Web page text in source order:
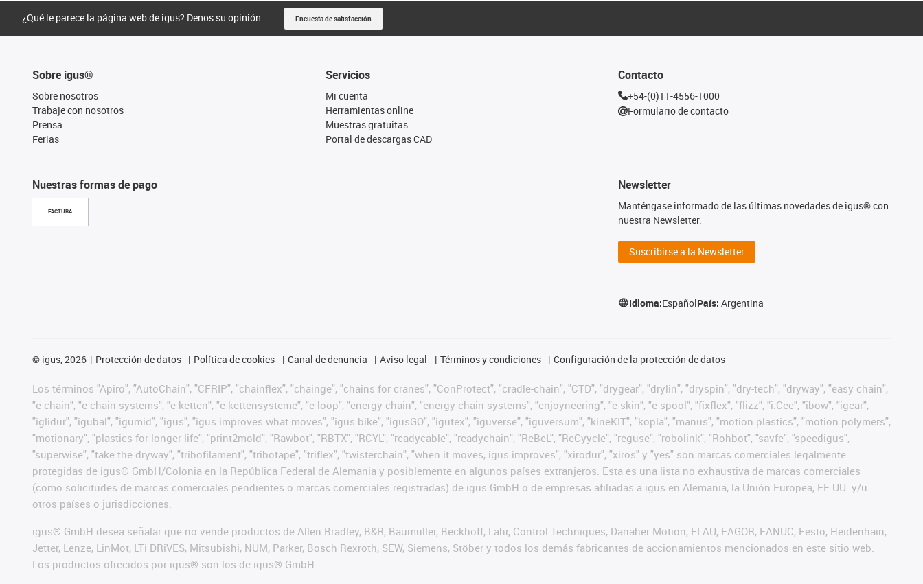
¿Qué le parece la página web de igus? Denos su opinión. Encuesta de satisfacción
Sobre igus®
Sobre nosotros
Trabaje con nosotros
Prensa
Ferias
Nuestras formas de pago
FACTURA
Servicios
Mi cuenta
Herramientas online
Muestras gratuitas
Portal de descargas CAD
Contacto
+54-(0)11-4556-1000
Formulario de contacto
Newsletter
Manténgase informado de las últimas novedades de igus® con
nuestra Newsletter.
Suscribirse a la Newsletter
Idioma:EspañolPaís:Argentina
© igus, 2026 Protección de datos Política de cookies Canal de denuncia Aviso legal Términos y condiciones Configuración de la protección de datos
Los términos "Apiro", "AutoChain", "CFRIP", "chainflex", "chainge", "chains for cranes", "ConProtect", "cradle-chain", "CTD", "drygear", "drylin", "dryspin", "dry-tech", "dryway", "easy chain",
"e-chain", "e-chain systems", "e-ketten", "e-kettensysteme", "e-loop", "energy chain", "energy chain systems", "enjoyneering", "e-skin", "e-spool", "fixflex", "flizz", "i.Cee", "ibow", "igear",
"iglidur", "igubal", "igumid", "igus", "igus improves what moves", "igus:bike", "igusGO", "igutex", "iguverse", "iguversum", "kineKIT", "kopla", "manus", "motion plastics", "motion polymers",
"motionary", "plastics for longer life", "print2mold", "Rawbot", "RBTX", "RCYL", "readycable", "readychain", "ReBeL", "ReCyycle", "reguse", "robolink", "Rohbot", "savfe", "speedigus",
"superwise", "take the dryway", "tribofilament", "tribotape", "triflex", "twisterchain", "when it moves, igus improves", "xirodur", "xiros" y "yes" son marcas comerciales legalmente
protegidas de igus® GmbH/Colonia en la República Federal de Alemania y posiblemente en algunos países extranjeros. Esta es una lista no exhaustiva de marcas comerciales
(como solicitudes de marcas comerciales pendientes o marcas comerciales registradas) de igus GmbH o de empresas afiliadas a igus en Alemania, la Unión Europea, EE.UU. y/u
otros países o jurisdicciones.
igus® GmbH desea señalar que no vende productos de Allen Bradley, B&R, Baumüller, Beckhoff, Lahr, Control Techniques, Danaher Motion, ELAU, FAGOR, FANUC, Festo, Heidenhain,
Jetter, Lenze, LinMot, LTi DRiVES, Mitsubishi, NUM, Parker, Bosch Rexroth, SEW, Siemens, Stöber y todos los demás fabricantes de accionamientos mencionados en este sitio web.
Los productos ofrecidos por igus® son los de igus® GmbH.